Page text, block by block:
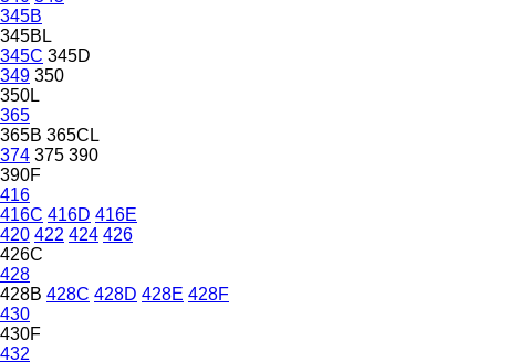
345B
345BL
345C 345D
349 350
350L
365
365B 365CL
374 375 390
390F
416
416C 416D 416E
420 422 424 426
426C
428
428B 428C 428D 428E 428F
430
430F
432